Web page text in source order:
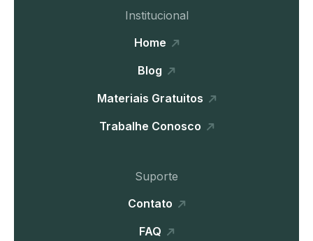
Institucional
Home
Blog
Materiais Gratuitos
Trabalhe Conosco
Suporte
Contato
FAQ